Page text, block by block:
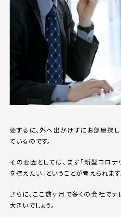
要するに、外へ出かけずにお部屋探
ているのです。
その要因としては、まず「新型コロ
を控えたい」ということが考えられます
さらに、ここ数ヶ月で多くの会社で
大きいでしょう。